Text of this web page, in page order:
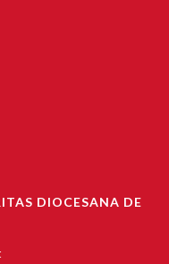
DIOCESANA DE